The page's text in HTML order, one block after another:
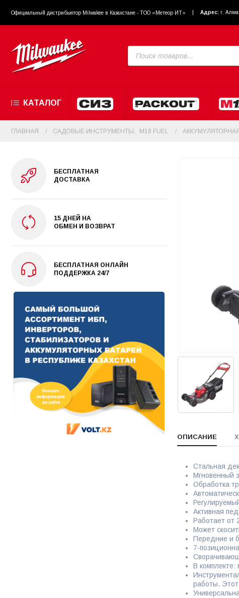
Официальный диcтрибьютор Milwakee в Казахстане - ТОО «Метеор ИТ» Адрес: г.
КАТАЛОГ
ГЛАВНАЯ САДОВЫЕ ИНСТРУМЕНТЫ M18 FUEL АККУМУЛЯТОРНАЯ
ОПИСАНИЕ
Стальная
Мгновенный
Обработка
Активная
Работает от
Может
Передние и
7-
В комплекте:
работы.
БЕСПЛАТНАЯ
ДОСТАВКА
15 ДНЕЙ НА
ОБМЕН И ВОЗВРАТ
БЕСПЛАТНАЯ ОНЛАЙН
ПОДДЕРЖКА 24/7